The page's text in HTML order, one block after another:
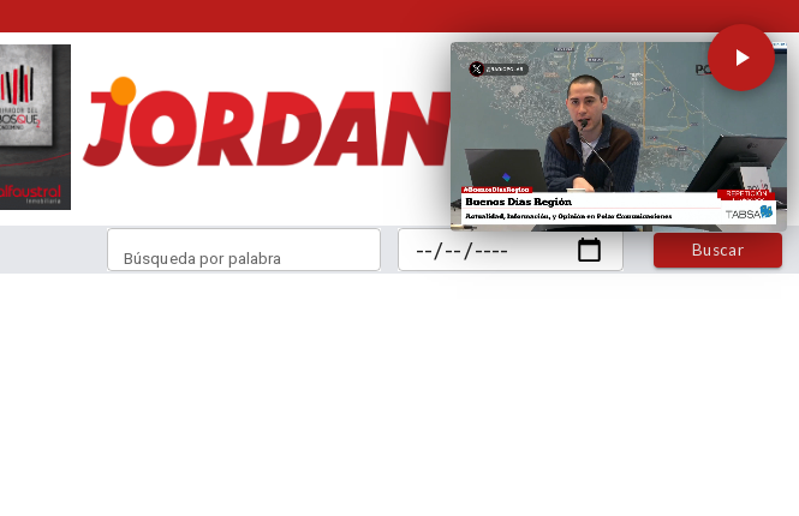
Buscar
Búsqueda por palabra